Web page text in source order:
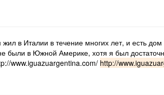
в Италии в течение многих лет, и есть
в Южной Америке, хотя я был
www.iguazuargentina.com/ http://